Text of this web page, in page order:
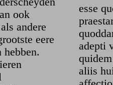
ook
andere
eere
hebben.
esse
adepti
aliis